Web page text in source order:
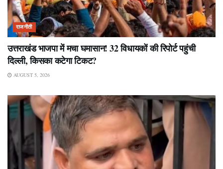
राजनीती
उत्तराखंड भाजपा में मचा घमासान! 32 विधायकों की रिपोर्ट पहुंची
दिल्ली, किसका कटेगा टिकट?
AUGUST 5, 2026